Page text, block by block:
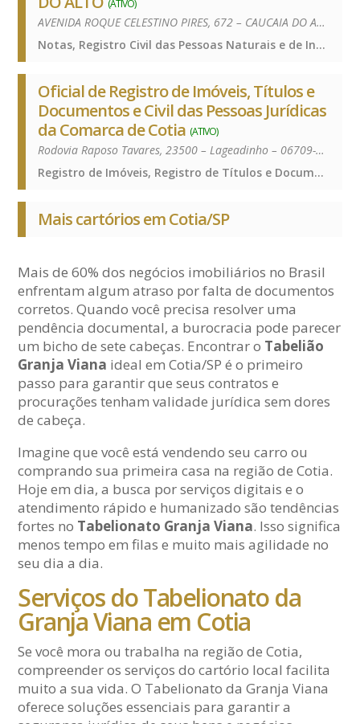
(ATIVO)
AVENIDA ROQUE CELESTINO PIRES, 672 – CAUCAIA DO ALTO – 06727-185
Notas, Registro Civil das Pessoas Naturais e de Interdições e Tutelas, Notas, Registro Civil das Pessoas Naturais e de Interdições e Tutelas, Notas, Registro Civil das Pessoas Naturais e de Interdições e Tutelas
Oficial de Registro de Imóveis, Títulos e
Documentos e Civil das Pessoas Jurídicas
da Comarca de Cotia (ATIVO)
Rodovia Raposo Tavares, 23500 – Lageadinho – 06709-015
Registro de Imóveis, Registro de Títulos e Documentos e Civis das Pessoas Jurídicas, Registro de Imóveis, Registro de Títulos e Documentos e Civis das Pessoas Jurídicas, Registro de Imóveis, Registro de Títulos e Documentos e Civis das Pessoas Jurídicas
Mais cartórios em Cotia/SP
Mais de 60% dos negócios imobiliários no Brasil
enfrentam algum atraso por falta de documentos
corretos. Quando você precisa resolver uma
pendência documental, a burocracia pode parecer
um bicho de sete cabeças. Encontrar o Tabelião
Granja Viana ideal em Cotia/SP é o primeiro
passo para garantir que seus contratos e
procurações tenham validade jurídica sem dores
de cabeça.
Imagine que você está vendendo seu carro ou
comprando sua primeira casa na região de Cotia.
Hoje em dia, a busca por serviços digitais e o
atendimento rápido e humanizado são tendências
fortes no Tabelionato Granja Viana. Isso significa
menos tempo em filas e muito mais agilidade no
seu dia a dia.
Serviços do Tabelionato da
Granja Viana em Cotia
Se você mora ou trabalha na região de Cotia,
compreender os serviços do cartório local facilita
muito a sua vida. O Tabelionato da Granja Viana
oferece soluções essenciais para garantir a